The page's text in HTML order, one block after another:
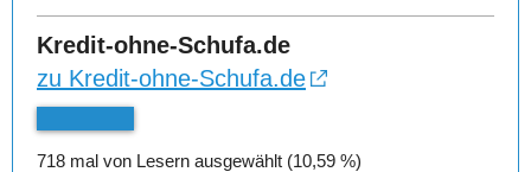
Kredit-ohne-Schufa.de
zu Kredit-ohne-Schufa.de
718 mal von Lesern ausgewählt (10,59 %)